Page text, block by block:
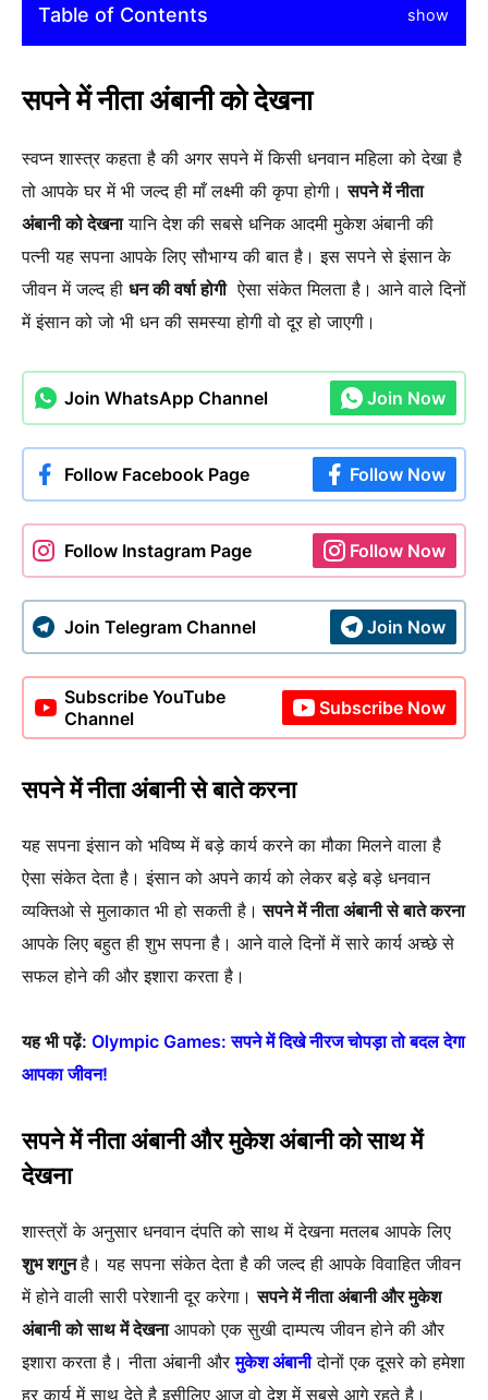
Table of Contents show
सपने में नीता अंबानी को देखना
स्वप्न शास्त्र कहता है की अगर सपने में किसी धनवान महिला को देखा है
तो आपके घर में भी जल्द ही माँ लक्ष्मी की कृपा होगी।सपने में नीता
अंबानी को देखनायानि देश की सबसे धनिक आदमी मुकेश अंबानी की
पत्नी यह सपना आपके लिए सौभाग्य की बात है। इस सपने से इंसान के
जीवन में जल्द ही धन की वर्षा होगीऐसा संकेत मिलता है। आने वाले दिनों
में इंसान को जो भी धन की समस्या होगी वो दूर हो जाएगी।
Join WhatsApp Channel Join Now
Follow Facebook Page Follow Now
Follow Instagram Page Follow Now
Join Telegram Channel Join Now
Subscribe YouTube
Channel
Subscribe Now
सपने में नीता अंबानी से बाते करना
यह सपना इंसान को भविष्य में बड़े कार्य करने का मौका मिलने वाला है
ऐसा संकेत देता है। इंसान को अपने कार्य को लेकर बड़े बड़े धनवान
व्यक्तिओ से मुलाकात भी हो सकती है। सपने में नीता अंबानी से बाते करना
आपके लिए बहुत ही शुभ सपना है। आने वाले दिनों में सारे कार्य अच्छे से
सफल होने की और इशारा करता है।
यह भी पढ़ें: Olympic Games: सपने में दिखे नीरज चोपड़ा तो बदल देगा
आपका जीवन!
सपने में नीता अंबानी और मुकेश अंबानी को साथ में
देखना
शास्त्रों के अनुसार धनवान दंपति को साथ में देखना मतलब आपके लिए
शुभ शगुनहै। यह सपना संकेत देता है की जल्द ही आपके विवाहित जीवन
में होने वाली सारी परेशानी दूर करेगा।सपने में नीता अंबानी और मुकेश
अंबानी को साथ में देखनाआपको एक सुखी दाम्पत्य जीवन होने की और
इशारा करता है। नीता अंबानी औरमुकेश अंबानीदोनों एक दूसरे को हमेशा
हर कार्य में साथ देते है इसीलिए आज वो देश में सबसे आगे रहते है।